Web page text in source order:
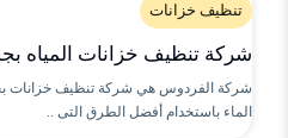
تنظيف خزانات
شركة تنظيف خزانات المياه
شركة الفردوس هي شركة تنظيف خزانات
الماء باستخدام أفضل الطرق التى ..